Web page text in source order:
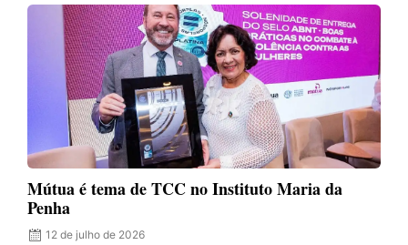
Mútua é tema de TCC no Instituto Maria da
Penha
12 de julho de 2026